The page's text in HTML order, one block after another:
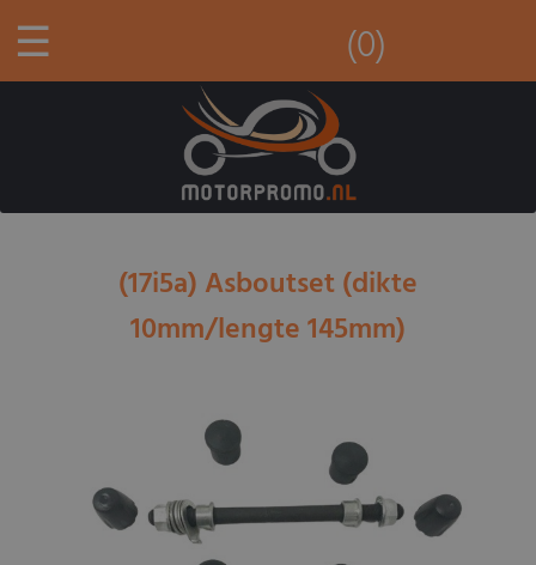
☰ (0)
(17i5a) Asboutset (dikte
10mm/lengte 145mm)